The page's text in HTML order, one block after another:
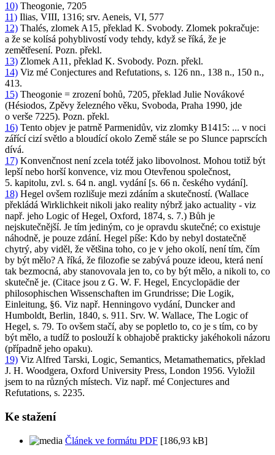
10) Theogonie, 7205
11) Ilias, VIII, 1316; srv. Aeneis, VI, 577
12) Thalés, zlomek A15, překlad K. Svobody. Zlomek pokračuje:
a že se kolísá pohyblivostí vody tehdy, když se říká, že je
zemětřesení. Pozn. překl.
13) Zlomek A11, překlad K. Svobody. Pozn. překl.
14) Viz mé Conjectures and Refutations, s. 126 nn., 138 n., 150 n.,
413.
15) Theogonie = zrození bohů, 7205, překlad Julie Novákové
(Hésiodos, Zpěvy železného věku, Svoboda, Praha 1990, jde
o verše 7225). Pozn. překl.
16) Tento objev je patrně Parmenidův, viz zlomky B1415: ... v noci
zářící cizí světlo a bloudící okolo Země stále se po Slunce paprscích
dívá.
17) Konvenčnost není zcela totéž jako libovolnost. Mohou totiž být
lepší nebo horší konvence, viz mou Otevřenou společnost,
5. kapitolu, zvl. s. 64 n. angl. vydání [s. 66 n. českého vydání].
18) Hegel ovšem rozlišuje mezi zdáním a skutečností. (Wallace
překládá Wirklichkeit nikoli jako reality nýbrž jako actuality - viz
např. jeho Logic of Hegel, Oxford, 1874, s. 7.) Bůh je
nejskutečnější. Je tím jediným, co je opravdu skutečné; co existuje
náhodně, je pouze zdání. Hegel píše: Kdo by nebyl dostatečně
chytrý, aby viděl, že většina toho, co je v jeho okolí, není tím, čím
by být mělo? A říká, že filozofie se zabývá pouze ideou, která není
tak bezmocná, aby stanovovala jen to, co by být mělo, a nikoli to, co
skutečně je. (Citace jsou z G. W. F. Hegel, Encyclopädie der
philosophischen Wissenschaften im Grundrisse; Die Logik,
Einleitung, §6. Viz např. Henningovo vydání, Duncker and
Humboldt, Berlin, 1840, s. 911. Srv. W. Wallace, The Logic of
Hegel, s. 79. To ovšem stačí, aby se popletlo to, co je s tím, co by
být mělo, a tudíž to poslouží k obhajobě prakticky jakéhokoli názoru
(případně jeho opaku).
19) Viz Alfred Tarski, Logic, Semantics, Metamathematics, překlad
J. H. Woodgera, Oxford University Press, London 1956. Vyložil
jsem to na různých místech. Viz např. mé Conjectures and
Refutations, s. 2235.
Ke stažení
Článek ve formátu PDF [186,93 kB]